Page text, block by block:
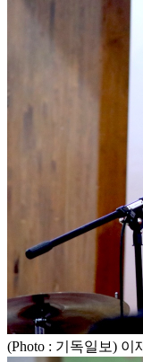
(Photo : 기독일보) 이